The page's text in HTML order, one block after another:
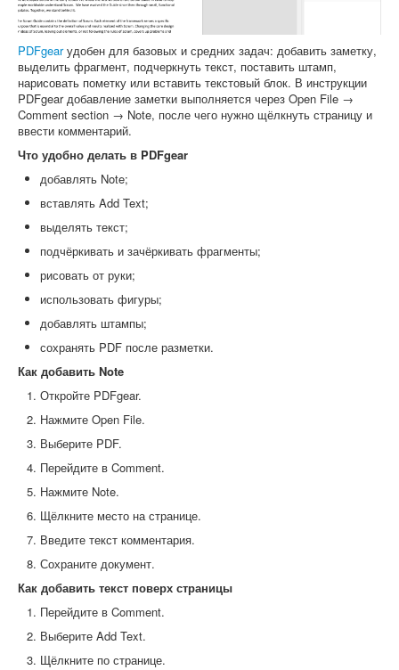
PDFgearудобен для базовых и средних задач: добавить заметку,
выделить фрагмент, подчеркнуть текст, поставить штамп,
нарисовать пометку или вставить текстовый блок. В инструкции
PDFgear добавление заметки выполняется через Open File →
Comment section → Note, после чего нужно щёлкнуть страницу и
ввести комментарий.
Что удобно делать в PDFgear
добавлять Note;
вставлять Add Text;
выделять текст;
подчёркивать и зачёркивать фрагменты;
рисовать от руки;
использовать фигуры;
добавлять штампы;
сохранять PDF после разметки.
Как добавить Note
Откройте PDFgear.
Нажмите Open File.
Выберите PDF.
Перейдите в Comment.
Нажмите Note.
Щёлкните место на странице.
Введите текст комментария.
Сохраните документ.
Как добавить текст поверх страницы
Перейдите в Comment.
Выберите Add Text.
Щёлкните по странице.